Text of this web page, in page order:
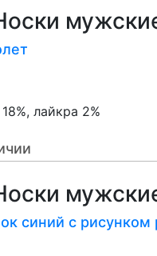
лайкра 2%
синий с рисунком